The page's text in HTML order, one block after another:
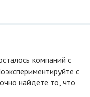
компаний с
с
найдете то, что